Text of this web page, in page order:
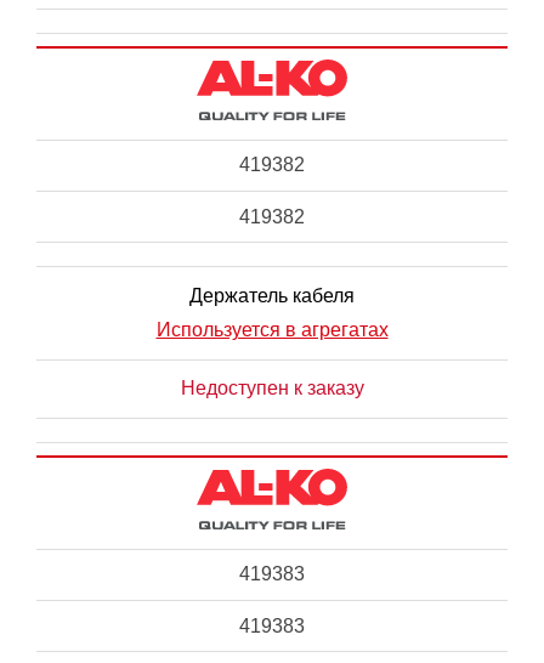
419382
419382
Держатель кабеля
Используется в агрегатах
Недоступен к заказу
419383
419383